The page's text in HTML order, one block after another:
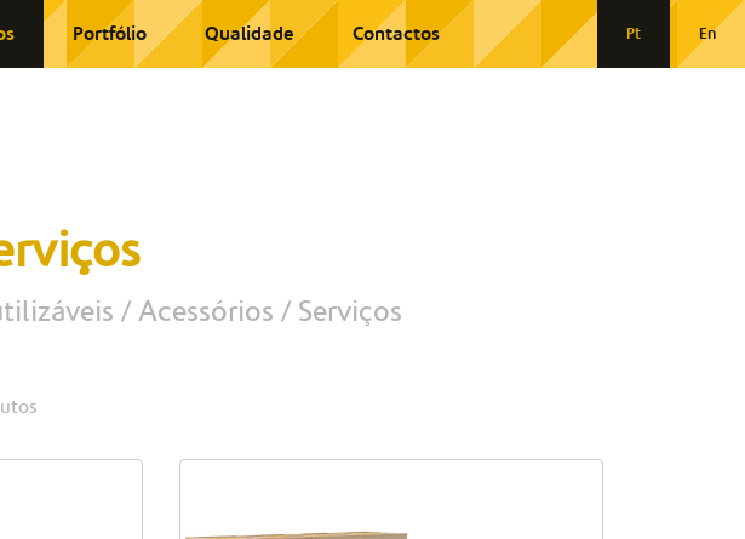
Portfólio Qualidade Contactos Pt En
Acessórios Serviços